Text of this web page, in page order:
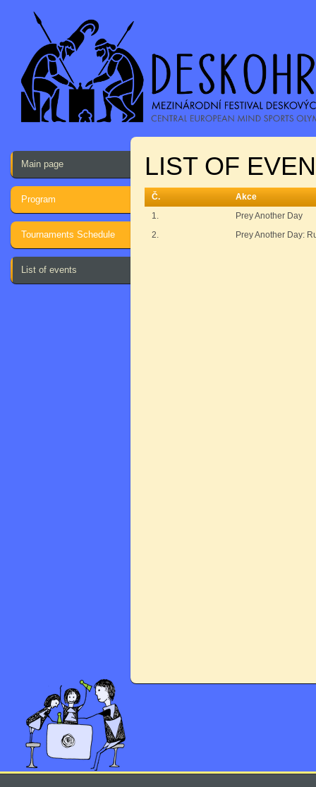
Main page
Program
Tournaments Schedule
List of events
LIST OF
Č.
Akce
1.
Prey Another Day
2.
Prey Another Day: